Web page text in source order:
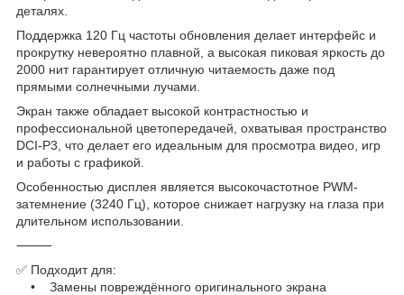
деталях.
Поддержка 120 Гц частоты обновления делает интерфейс и
прокрутку невероятно плавной, а высокая пиковая яркость до
2000 нит гарантирует отличную читаемость даже под
прямыми солнечными лучами.
Экран также обладает высокой контрастностью и
профессиональной цветопередачей, охватывая пространство
DCI-P3, что делает его идеальным для просмотра видео, игр
и работы с графикой.
Особенностью дисплея является высокочастотное PWM-
затемнение (3240 Гц), которое снижает нагрузку на глаза при
длительном использовании.
⸻
✅ Подходит для:
• Замены повреждённого оригинального экрана